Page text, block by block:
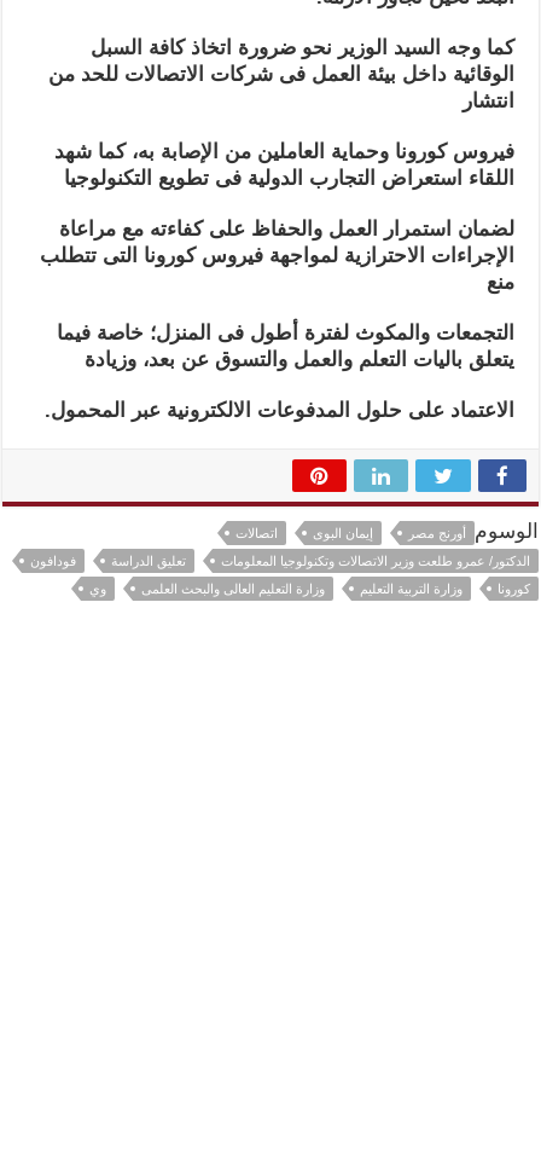
كما وجه السيد الوزير نحو ضرورة اتخاذ كافة السبل
الوقائية داخل بيئة العمل فى شركات الاتصالات للحد من
انتشار
فيروس كورونا وحماية العاملين من الإصابة به، كما شهد
اللقاء استعراض التجارب الدولية فى تطويع التكنولوجيا
لضمان استمرار العمل والحفاظ على كفاءته مع مراعاة
الإجراءات الاحترازية لمواجهة فيروس كورونا التى تتطلب
منع
التجمعات والمكوث لفترة أطول فى المنزل؛ خاصة فيما
يتعلق باليات التعلم والعمل والتسوق عن بعد، وزيادة
الاعتماد على حلول المدفوعات الالكترونية عبر المحمول.
الوسوم أورنج مصر إيمان البوى
اتصالات
الدكتور/ عمرو طلعت وزير الاتصالات وتكنولوجيا المعلومات
تعليق الدراسة
فودافون
كورونا
وزارة التربية التعليم وزارة التعليم العالى والبحث العلمى وي